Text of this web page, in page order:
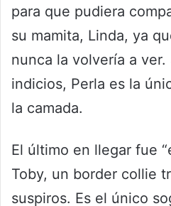
para que pudiera
su mamita, Linda, ya
nunca la volvería a
indicios, Perla es la
la camada.
El último en llegar fue
Toby, un border collie
suspiros. Es el único